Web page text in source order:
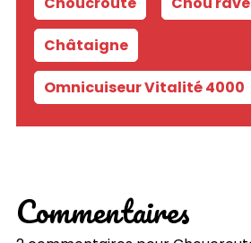
Châtaigne
Omnicuiseur Vitalité 4000
Commentaires